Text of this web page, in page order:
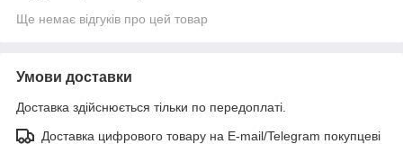
Ще немає відгуків про цей товар
Умови доставки
Доставка здійснюється тільки по передоплаті.
Доставка цифрового товару на E-mail/Telegram покупцеві